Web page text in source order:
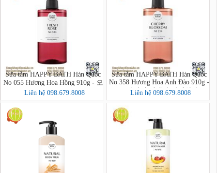
Sữa tắm HAPPY BATH Hàn Quốc
No 055 Hương Hoa Hồng 910g - 오
리지널 컬렉션 바디워시
Liên hệ 098.679.8008
Sữa tắm HAPPY BATH Hàn Quốc
No 358 Hương Hoa Anh Đào 910g -
오리지널 컬렉션 바디워시
Liên hệ 098.679.8008